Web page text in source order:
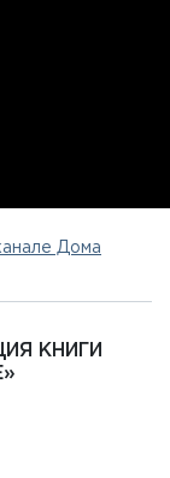
Дома
КНИГИ